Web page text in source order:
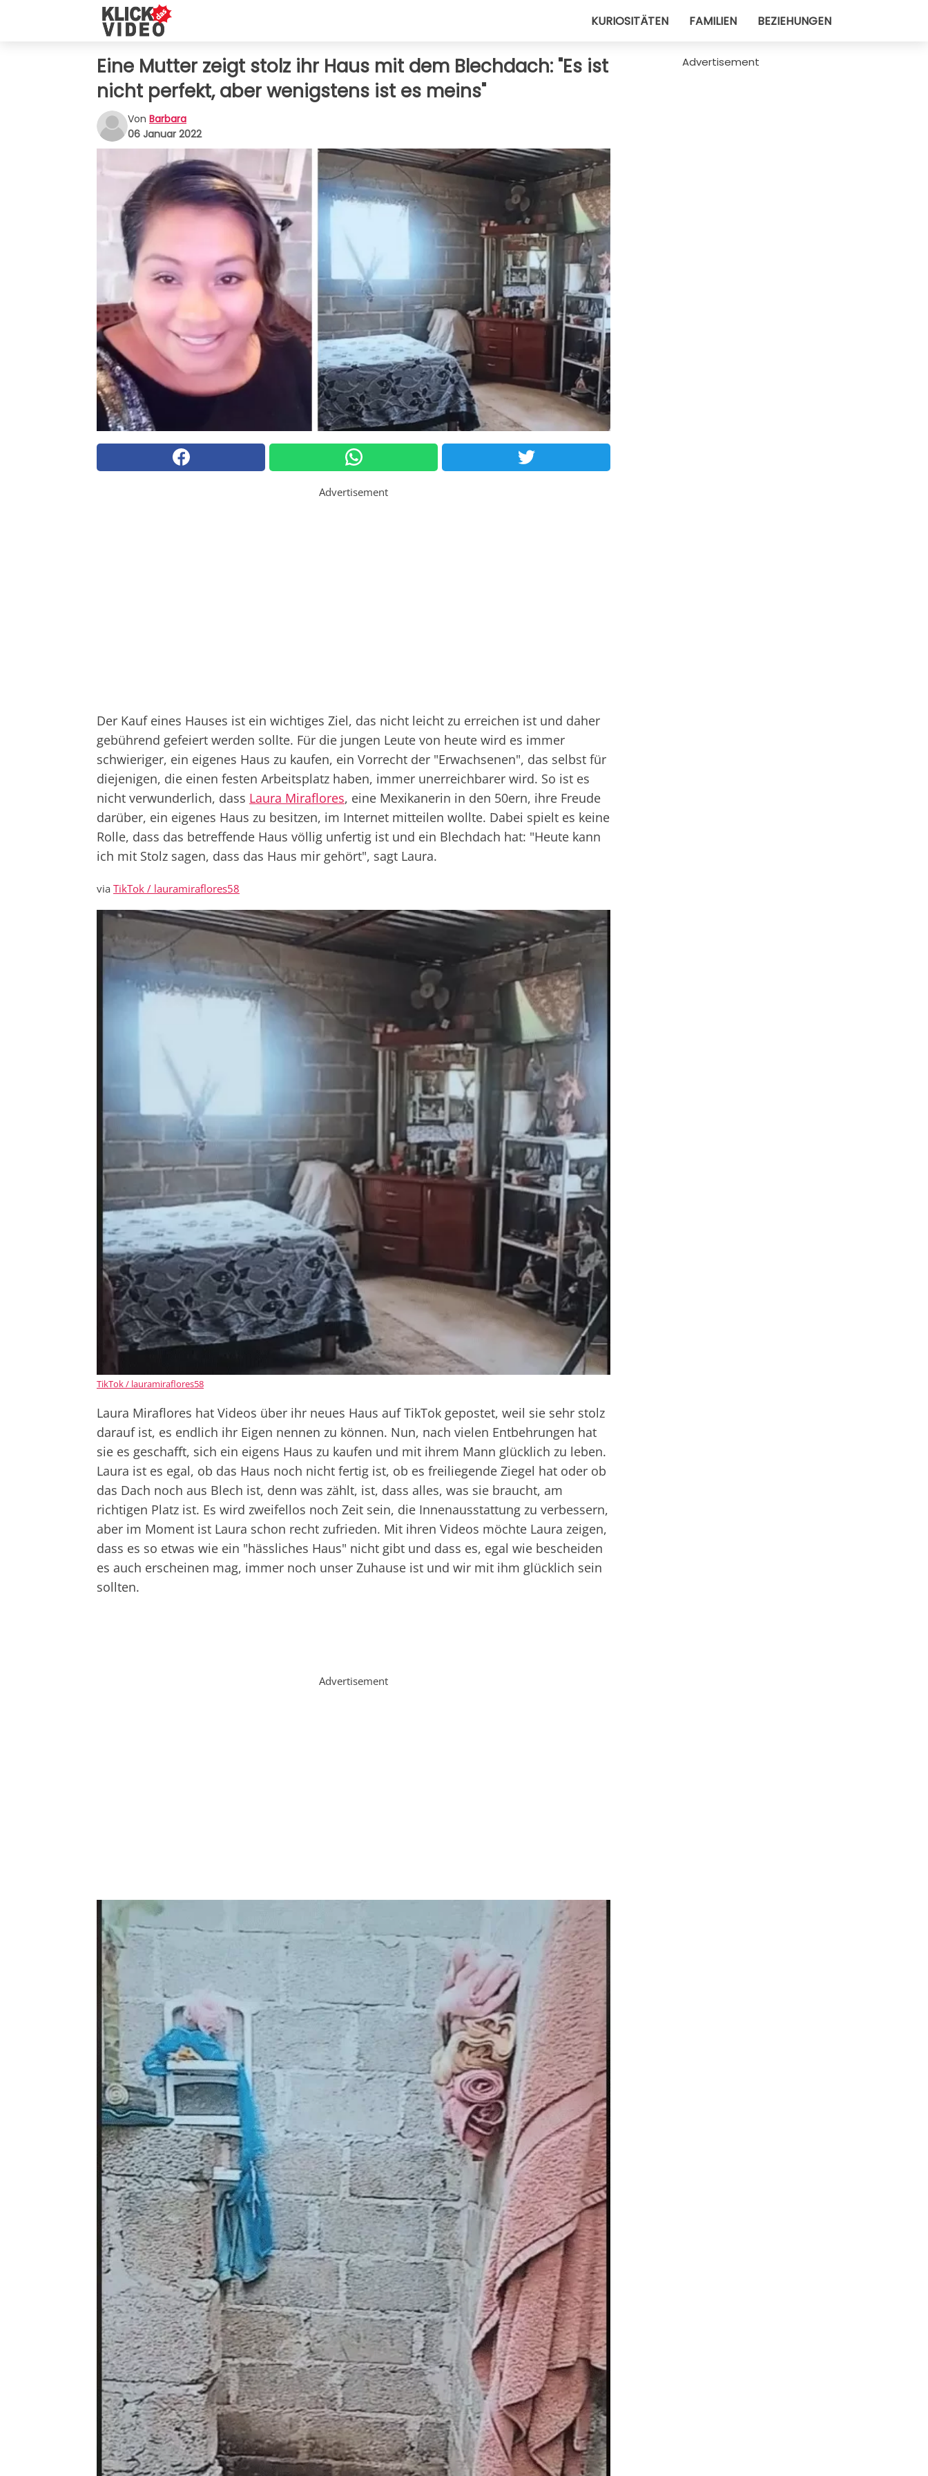
KURIOSITÄTEN FAMILIEN BEZIEHUNGEN
Eine Mutter zeigt stolz ihr Haus mit dem Blechdach: "Es ist
nicht perfekt, aber wenigstens ist es meins"
Von Barbara
06 Januar 2022
Advertisement
Der Kauf eines Hauses ist ein wichtiges Ziel, das nicht leicht zu erreichen ist und daher
gebührend gefeiert werden sollte. Für die jungen Leute von heute wird es immer
schwieriger, ein eigenes Haus zu kaufen, ein Vorrecht der "Erwachsenen", das selbst für
diejenigen, die einen festen Arbeitsplatz haben, immer unerreichbarer wird. So ist es
nicht verwunderlich, dass Laura Miraflores, eine Mexikanerin in den 50ern, ihre Freude
darüber, ein eigenes Haus zu besitzen, im Internet mitteilen wollte. Dabei spielt es keine
Rolle, dass das betreffende Haus völlig unfertig ist und ein Blechdach hat: "Heute kann
ich mit Stolz sagen, dass das Haus mir gehört", sagt Laura.
via TikTok / lauramiraflores58
TikTok / lauramiraflores58
Laura Miraflores hat Videos über ihr neues Haus auf TikTok gepostet, weil sie sehr stolz
darauf ist, es endlich ihr Eigen nennen zu können. Nun, nach vielen Entbehrungen hat
sie es geschafft, sich ein eigens Haus zu kaufen und mit ihrem Mann glücklich zu leben.
Laura ist es egal, ob das Haus noch nicht fertig ist, ob es freiliegende Ziegel hat oder ob
das Dach noch aus Blech ist, denn was zählt, ist, dass alles, was sie braucht, am
richtigen Platz ist. Es wird zweifellos noch Zeit sein, die Innenausstattung zu verbessern,
aber im Moment ist Laura schon recht zufrieden. Mit ihren Videos möchte Laura zeigen,
dass es so etwas wie ein "hässliches Haus" nicht gibt und dass es, egal wie bescheiden
es auch erscheinen mag, immer noch unser Zuhause ist und wir mit ihm glücklich sein
sollten.
Advertisement
Advertisement